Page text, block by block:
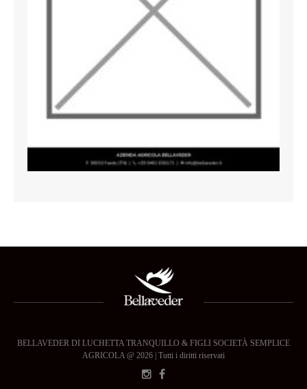
BELLAVEDER DI LUCHETTA TRANQUILLO & FIGLI SOCIETÀ SEMPLICE
AGRICOLA @ 2026 | Tutti i diritti riservati